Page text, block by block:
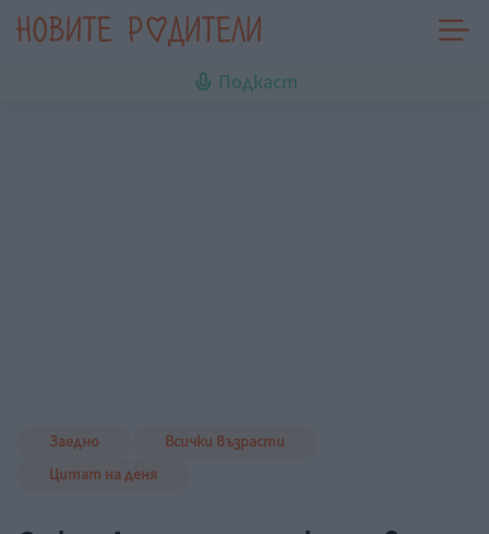
Подкаст
Заедно
Всички възрасти
Цитат на деня